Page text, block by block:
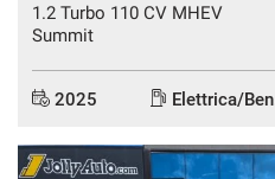
1.2 Turbo 110 CV MHEV
Summit
2025 Elettrica/Benzina